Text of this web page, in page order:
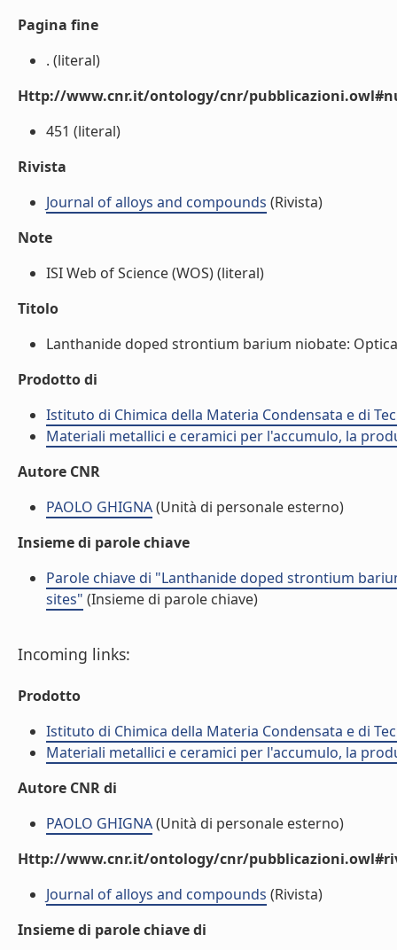
Pagina fine
. (literal)
Http://www.cnr.it/ontology/cnr/
451 (literal)
Rivista
Journal of alloys and compounds (Rivista)
Note
ISI Web of Science (WOS) (literal)
Titolo
Lanthanide doped strontium barium niobate:
Prodotto di
Istituto di Chimica della Materia Condensata e di
Materiali metallici e ceramici per l'accumulo, la
Autore CNR
PAOLO GHIGNA(Unità di personale esterno)
Insieme di parole chiave
Parole chiave di "Lanthanide doped strontium
sites" (Insieme di parole chiave)
Incoming links:
Prodotto
Istituto di Chimica della Materia Condensata e di
Materiali metallici e ceramici per l'accumulo, la
Autore CNR di
PAOLO GHIGNA(Unità di personale esterno)
Http://www.cnr.it/ontology/cnr/
Journal of alloys and compounds (Rivista)
Insieme di parole chiave di